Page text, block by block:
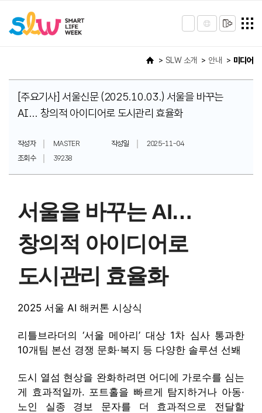
SLW 소개 안내 미디어
[주요기사] 서울신문 (2025.10.03.) 서울을 바꾸는
AI... 창의적 아이디어로 도시관리 효율화
작성자 MASTER 작성일
2025-11-04
조회수
39238
서울을 바꾸는 AI…
창의적 아이디어로
도시관리 효율화
2025 서울 AI 해커톤 시상식
리틀브라더의 ‘서울 메아리’ 대상 1차 심사 통과한
10개팀 본선 경쟁 문화·복지 등 다양한 솔루션 선봬
도시 열섬 현상을 완화하려면 어디에 가로수를 심는
게 효과적일까. 포트홀을 빠르게 탐지하거나 아동·
노인 실종 경보 문자를 더 효과적으로 전달할